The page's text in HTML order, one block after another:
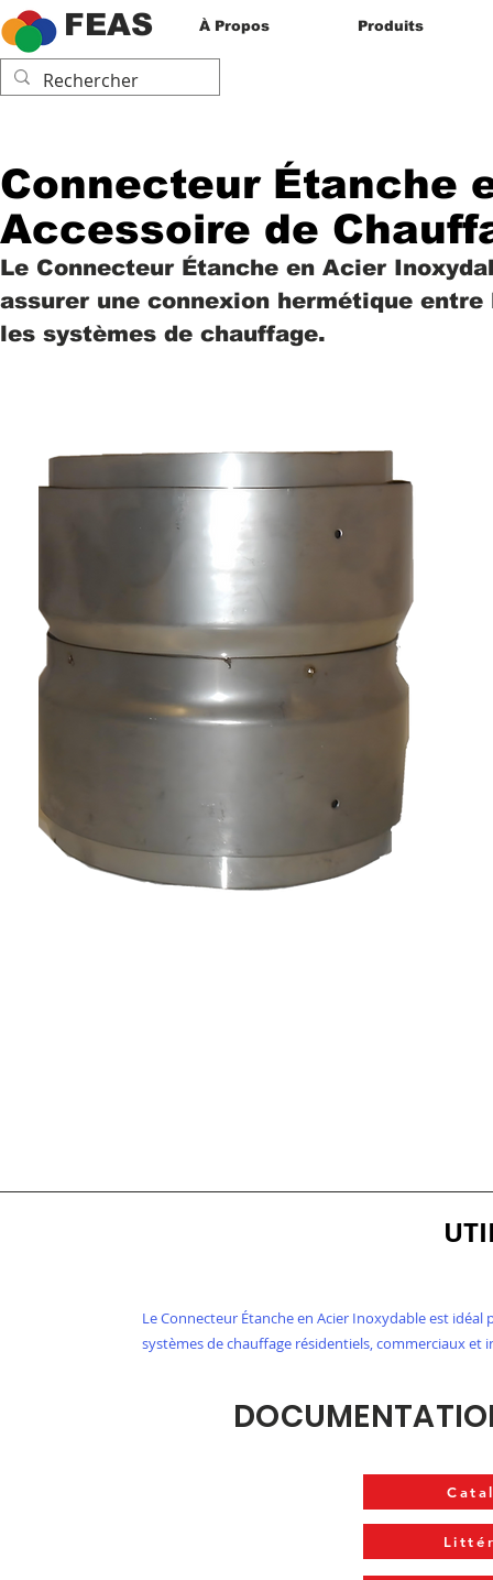
FEAS À Propos Produits
Connecteur Étanche
Accessoire de
Le Connecteur Étanche en Acier
assurer une connexion hermétique
les systèmes de chauffage.
Le Connecteur Étanche en Acier Inoxydable est
systèmes de chauffage résidentiels, commerciaux